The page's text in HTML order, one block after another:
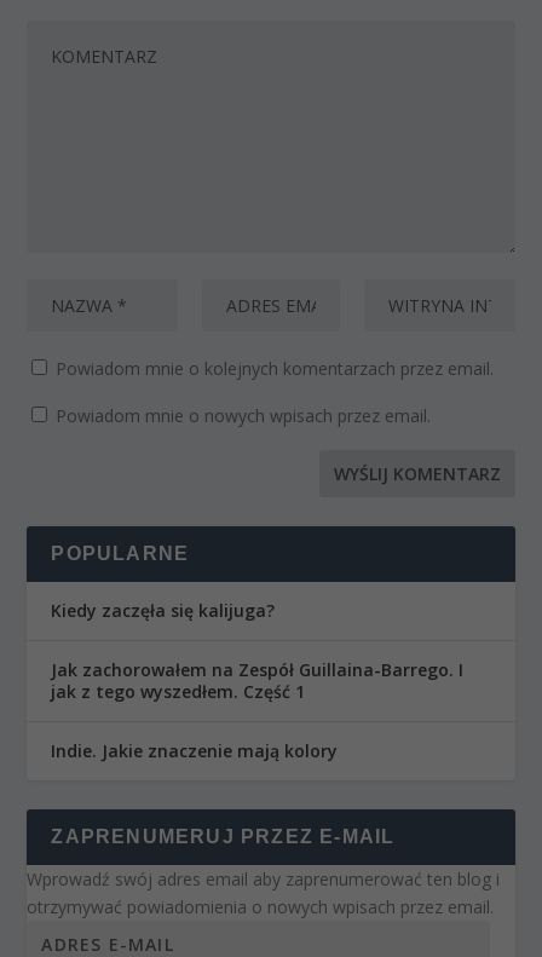
Powiadom mnie o kolejnych komentarzach przez email.
Powiadom mnie o nowych wpisach przez email.
POPULARNE
Kiedy zaczęła się kalijuga?
Jak zachorowałem na Zespół Guillaina-Barrego. I
jak z tego wyszedłem. Część 1
Indie. Jakie znaczenie mają kolory
ZAPRENUMERUJ PRZEZ E-MAIL
Wprowadź swój adres email aby zaprenumerować ten blog i
otrzymywać powiadomienia o nowych wpisach przez email.